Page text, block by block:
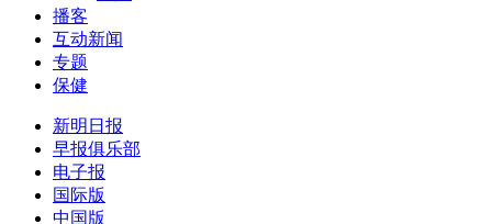
播客
互动新闻
专题
保健
新明日报
早报俱乐部
电子报
国际版
中国版